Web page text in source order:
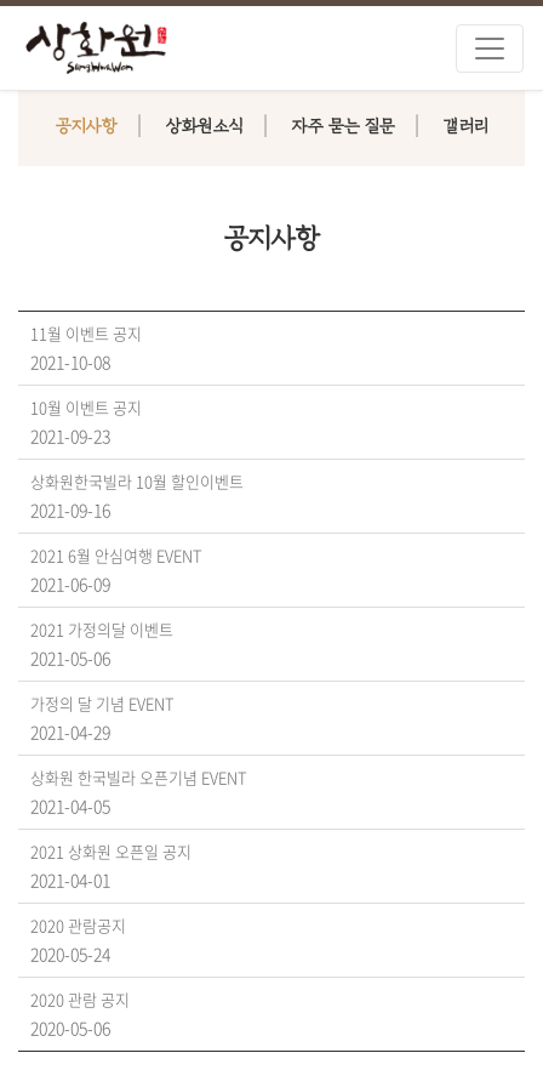
공지사항 상화원소식 자주 묻는 질문 갤러리
공지사항
11월 이벤트 공지
2021-10-08
10월 이벤트 공지
2021-09-23
상화원한국빌라 10월 할인이벤트
2021-09-16
2021 6월 안심여행 EVENT
2021-06-09
2021 가정의달 이벤트
2021-05-06
가정의 달 기념 EVENT
2021-04-29
상화원 한국빌라 오픈기념 EVENT
2021-04-05
2021 상화원 오픈일 공지
2021-04-01
2020 관람공지
2020-05-24
2020 관람 공지
2020-05-06